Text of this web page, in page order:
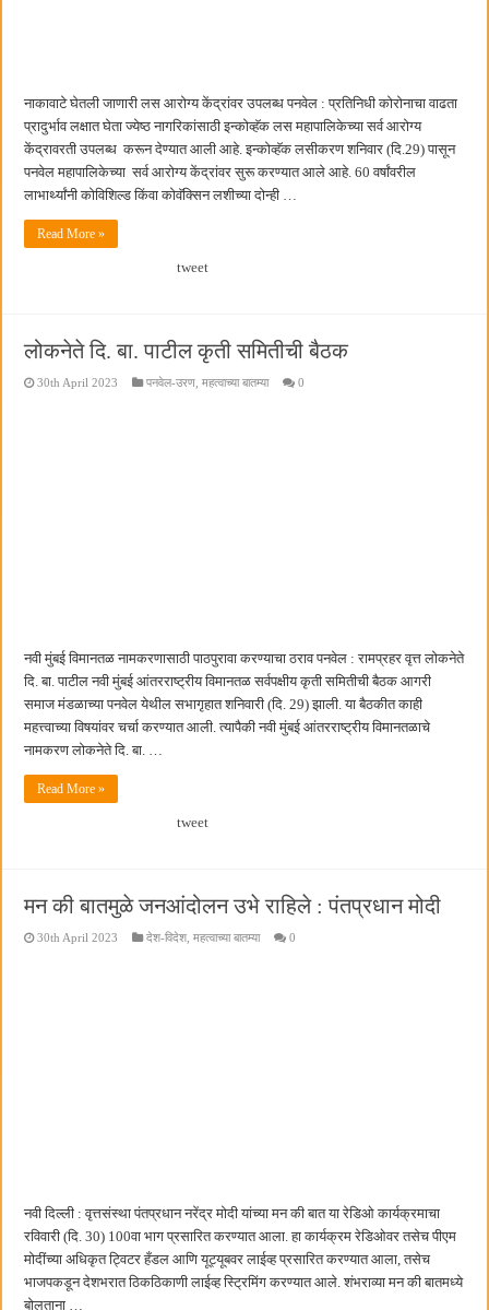
नाकावाटे घेतली जाणारी लस आरोग्य केंद्रांवर उपलब्ध पनवेल : प्रतिनिधी कोरोनाचा वाढता
प्रादुर्भाव लक्षात घेता ज्येष्ठ नागरिकांसाठी इन्कोव्हॅक लस महापालिकेच्या सर्व आरोग्य
केंद्रावरती उपलब्ध करून देण्यात आली आहे. इन्कोव्हॅक लसीकरण शनिवार (दि.29) पासून
पनवेल महापालिकेच्या सर्व आरोग्य केंद्रांवर सुरू करण्यात आले आहे. 60 वर्षांवरील
लाभार्थ्यांनी कोविशिल्ड किंवा कोवॅक्सिन लशीच्या दोन्ही …
Read More »
tweet
लोकनेते दि. बा. पाटील कृती समितीची बैठक
30th April 2023 पनवेल-उरण ,महत्वाच्या बातम्या 0
नवी मुंबई विमानतळ नामकरणासाठी पाठपुरावा करण्याचा ठराव पनवेल : रामप्रहर वृत्त लोकनेते
दि. बा. पाटील नवी मुंबई आंतरराष्ट्रीय विमानतळ सर्वपक्षीय कृती समितीची बैठक आगरी
समाज मंडळाच्या पनवेल येथील सभागृहात शनिवारी (दि. 29) झाली. या बैठकीत काही
महत्त्वाच्या विषयांवर चर्चा करण्यात आली. त्यापैकी नवी मुंबई आंतरराष्ट्रीय विमानतळाचे
नामकरण लोकनेते दि. बा. …
Read More »
tweet
मन की बातमुळे जनआंदोलन उभे राहिले : पंतप्रधान मोदी
30th April 2023 देश-विदेश ,महत्वाच्या बातम्या 0
नवी दिल्ली : वृत्तसंस्था पंतप्रधान नरेंद्र मोदी यांच्या मन की बात या रेडिओ कार्यक्रमाचा
रविवारी (दि. 30) 100वा भाग प्रसारित करण्यात आला. हा कार्यक्रम रेडिओवर तसेच पीएम
मोदींच्या अधिकृत ट्विटर हँडल आणि यूट्यूबवर लाईव्ह प्रसारित करण्यात आला, तसेच
भाजपकडून देशभरात ठिकठिकाणी लाईव्ह स्ट्रिमिंग करण्यात आले. शंभराव्या मन की बातमध्ये
बोलताना …